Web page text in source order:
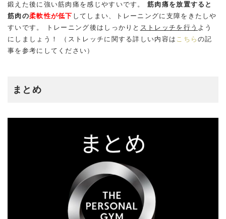
鍛えた後に強い筋肉痛を感じやすいです。 筋肉痛を放置すると
筋肉の柔軟性が低下 してしまい、トレーニングに支障をきたしや
すいです。 トレーニング後はしっかりと ストレッチを行う よう
にしましょう！ （ストレッチに関する詳しい内容は こちらの記
事を参考にしてください）
まとめ